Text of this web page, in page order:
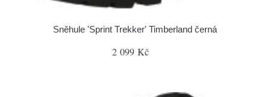
Sněhule 'Sprint Trekker' Timberland černá
2 099 Kč